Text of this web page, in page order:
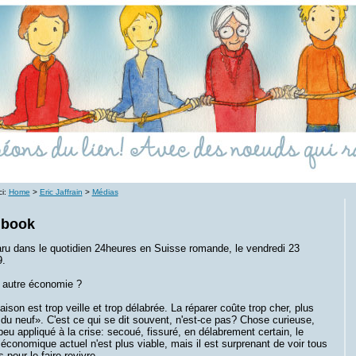
Home > Eric Jaffrain > Médias
dans le quotidien 24heures en Suisse romande, le vendredi 23
économie ?
est trop veille et trop délabrée. La réparer coûte trop cher, plus
neuf». C'est ce qui se dit souvent, n'est-ce pas? Chose curieuse,
appliqué à la crise: secoué, fissuré, en délabrement certain, le
actuel n'est plus viable, mais il est surprenant de voir tous